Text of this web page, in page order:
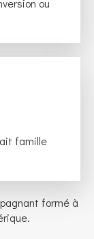
famille
formé à